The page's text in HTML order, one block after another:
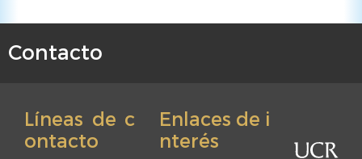
FContacto
Líneas de c
ontacto
Enlaces de i
nterés